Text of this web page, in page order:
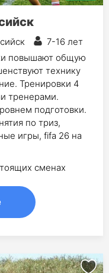
7-16 лет
повышают общую
технику
Тренировки 4
тренерами.
подготовки.
по триз,
игры, fifa 26 на
сменах